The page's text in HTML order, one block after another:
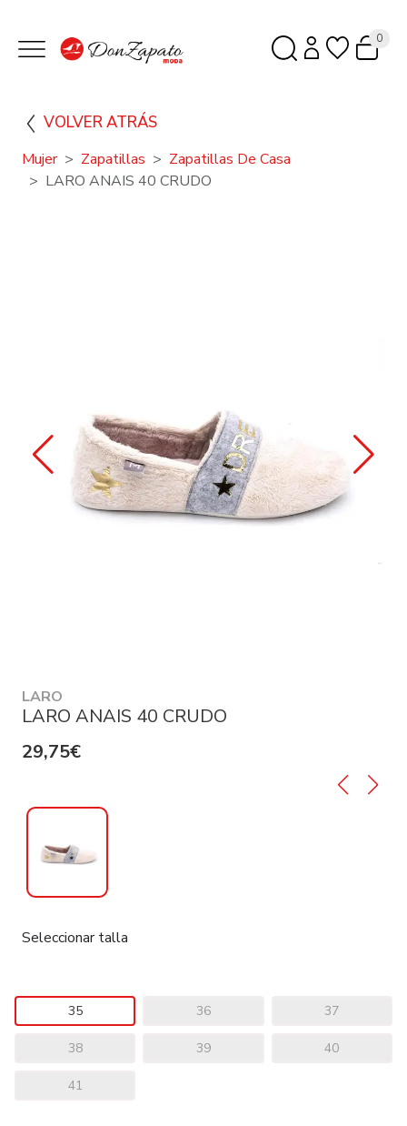
0
VOLVER ATRÁS
Mujer Zapatillas
Zapatillas De Casa
LARO ANAIS 40 CRUDO
LARO
LARO ANAIS 40 CRUDO
29,75€
Seleccionar talla
35 36 37
38 39 40
41